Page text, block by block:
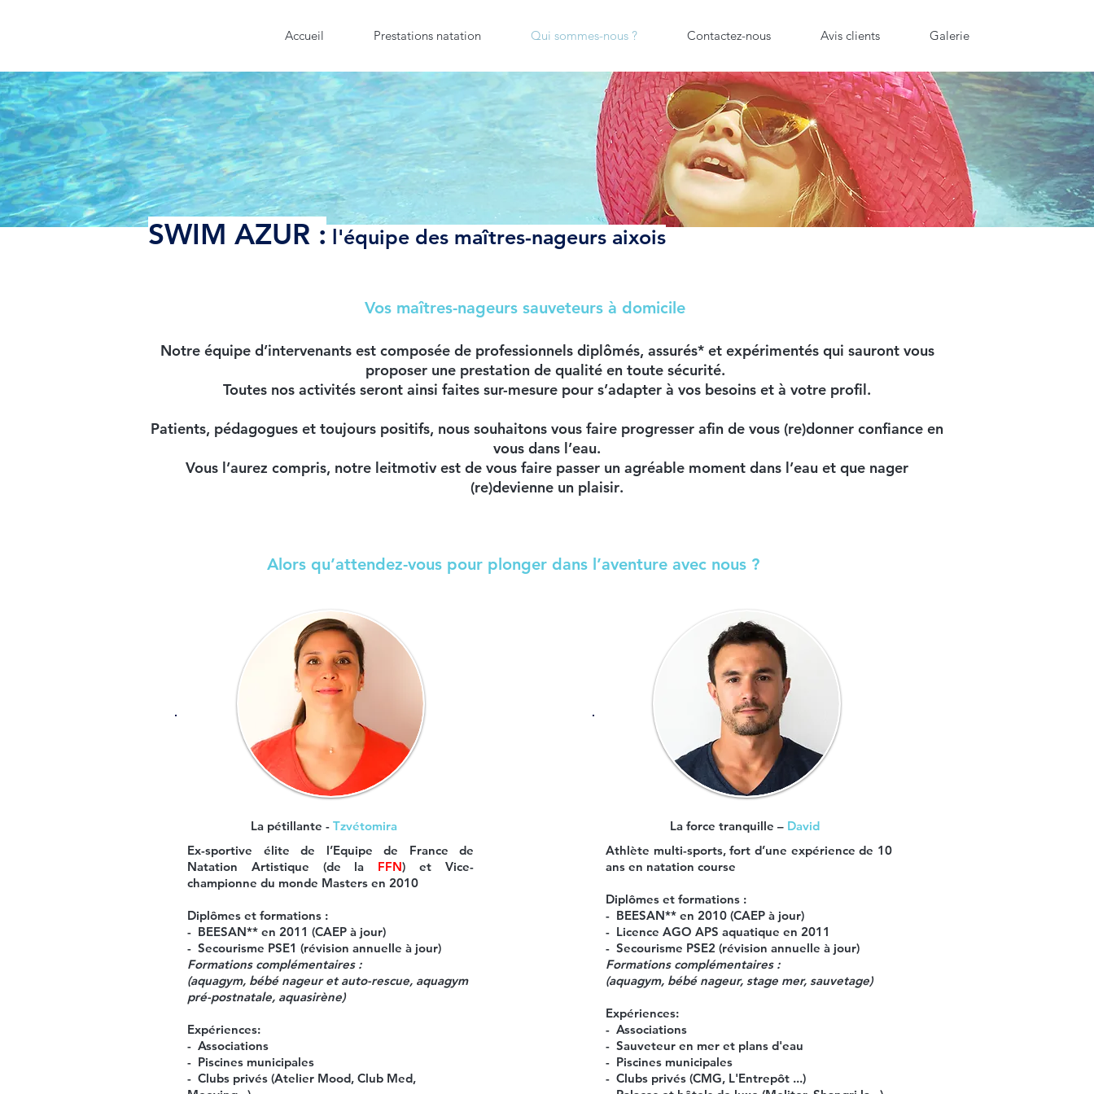
Accueil Prestations natation Qui sommes-nous ? Contactez-nous Avis clients Galerie
SWIM AZUR : l'équipe des maîtres-nageurs aixois
Vos maîtres-nageurs sauveteurs à domicile
Notre équipe d’intervenants est composée de professionnels diplômés, assurés*et expérimentésqui sauront vous
proposer une prestation de qualitéen toute sécurité.
Toutes nos activités seront ainsi faites sur-mesure pour s’adapter à vos besoins et à votre profil.
Patients, pédagogues et toujours positifs, nous souhaitons vous faire progresser afin de vous (re)donner confiance en
vous dans l’eau.
Vous l’aurez compris, notre leitmotiv est de vous faire passer un agréable moment dans l’eau et que nager
(re)devienne un plaisir.
Alors qu’attendez-vous pour plonger dans l’aventure avec nous ?
La pétillante - Tzvétomira
Ex-sportive élite de l’Equipe de France de
Natation Artistique (de la FFN) et Vice-
championne du monde Masters en 2010
Diplômes et formations :
- BEESAN** en 2011 (CAEP à jour)
- Secourisme PSE1 (révision annuelle à jour)
Formations complémentaires :
(aquagym, bébé nageur et auto-rescue, aquagym
pré-postnatale, aquasirène)
Expériences:
- Associations
- Piscines municipales
- Clubs privés (Atelier Mood, Club Med,
La force tranquille – David
Athlète multi-sports, fort d’une expérience de 10
ans en natation course
Diplômes et formations :
- BEESAN** en 2010 (CAEP à jour)
- Licence AGO APS aquatique en 2011
- Secourisme PSE2 (révision annuelle à jour)
Formations complémentaires :
(aquagym, bébé nageur, stage mer, sauvetage)
Expériences:
- Associations
- Sauveteur en mer et plans d'eau
- Piscines municipales
- Clubs privés (CMG, L'Entrepôt ...)